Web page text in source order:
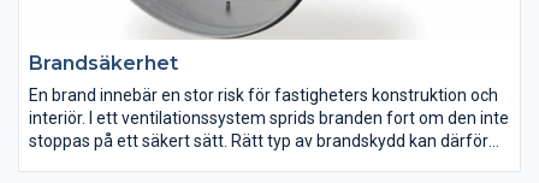
Brandsäkerhet
En brand innebär en stor risk för fastigheters konstruktion och
interiör. I ett ventilationssystem sprids branden fort om den inte
stoppas på ett säkert sätt. Rätt typ av brandskydd kan därför